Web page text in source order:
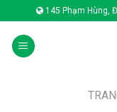
to
content
145 Phạm Hùng,